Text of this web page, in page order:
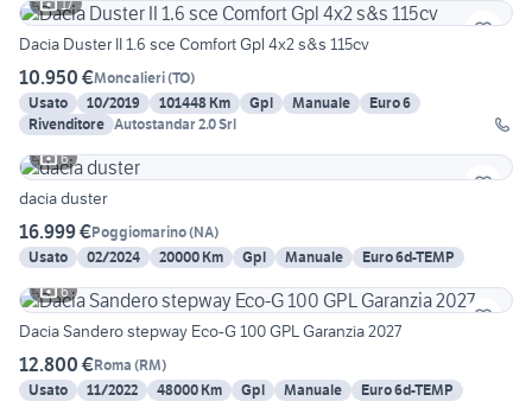
17
Dacia Duster II 1.6 sce Comfort Gpl 4x2 s&s 115cv
10.950 €Moncalieri(TO)
Usato
10/2019 101448 Km Gpl Manuale
Euro 6
Rivenditore Autostandar 2.0 Srl
6
dacia duster
16.999 €Poggiomarino(NA)
Usato
02/2024 20000 Km Gpl Manuale
Euro 6d-TEMP
6
Dacia Sandero stepway Eco-G 100 GPL Garanzia 2027
12.800 €Roma (RM)
Usato
11/2022 48000 Km Gpl Manuale Euro 6d-TEMP